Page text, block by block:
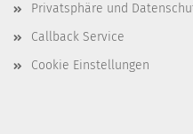
Privatsphäre und
Callback Service
Cookie Einstellungen